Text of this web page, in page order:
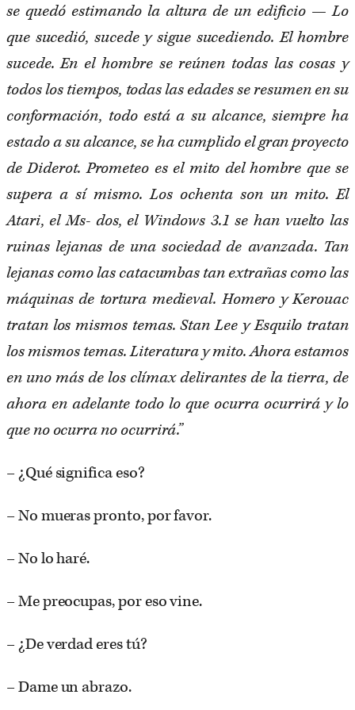
se quedó estimando la altura de un edificio — Lo
que sucedió, sucede y sigue sucediendo. El hombre
sucede. En el hombre se reúnen todas las cosas y
todos los tiempos, todas las edades se resumen en su
conformación, todo está a su alcance, siempre ha
estado a su alcance, se ha cumplido el gran proyecto
de Diderot. Prometeo es el mito del hombre que se
supera a sí mismo. Los ochenta son un mito. El
Atari, el Ms- dos, el Windows 3.1 se han vuelto las
ruinas lejanas de una sociedad de avanzada. Tan
lejanas como las catacumbas tan extrañas como las
máquinas de tortura medieval. Homero y Kerouac
tratan los mismos temas. Stan Lee y Esquilo tratan
los mismos temas. Literatura y mito. Ahora estamos
en uno más de los clímax delirantes de la tierra, de
ahora en adelante todo lo que ocurra ocurrirá y lo
que no ocurra no ocurrirá.”
– ¿Qué significa eso?
– No mueras pronto, por favor.
– No lo haré.
– Me preocupas, por eso vine.
– ¿De verdad eres tú?
– Dame un abrazo.